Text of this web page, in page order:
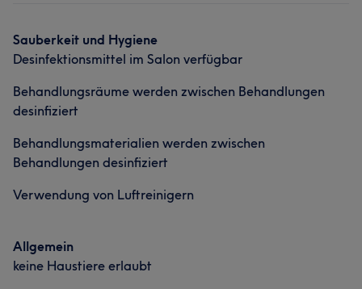
Portfolio
Sauberkeit und Hygiene
Desinfektionsmittel im Salon verfügbar
Behandlungsräume werden zwischen Behandlungen
desinfiziert
Behandlungsmaterialien werden zwischen
Behandlungen desinfiziert
Verwendung von Luftreinigern
Allgemein
keine Haustiere erlaubt